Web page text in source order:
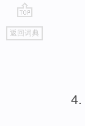
go
top
返回词典